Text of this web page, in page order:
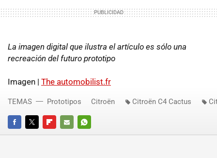
La imagen digital que ilustra el artículo es sólo una
recreación del futuro prototipo
Imagen | The automobilist.fr
FACEBOOKTWITTERFLIPBOARD
E-
WHATSAPP
TEMAS Prototipos Citroën Citroën C4 Cactus